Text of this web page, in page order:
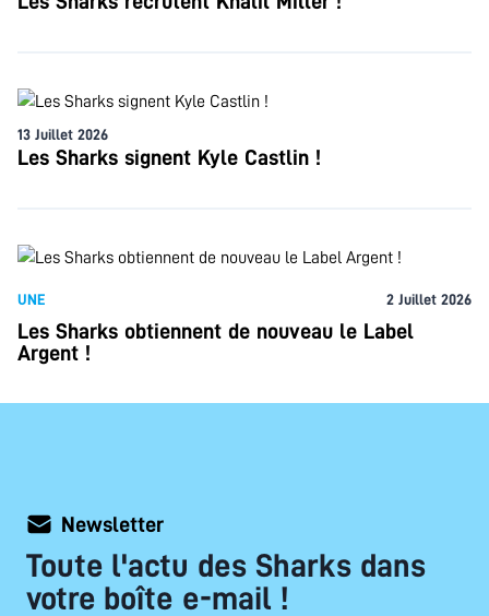
13 Juillet 2026
Les Sharks signent Kyle Castlin !
UNE 2 Juillet 2026
Les Sharks obtiennent de nouveau le Label
Argent !
Newsletter
Toute l'actu des Sharks dans
votre boîte e-mail !